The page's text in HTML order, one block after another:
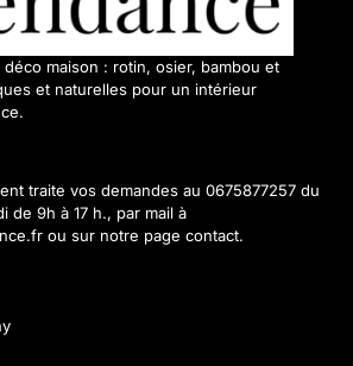
maison : rotin, osier, bambou et
et naturelles pour un intérieur
traite vos demandes au 0675877257 du
de 9h à 17 h., par mail à
ou sur notre page contact.